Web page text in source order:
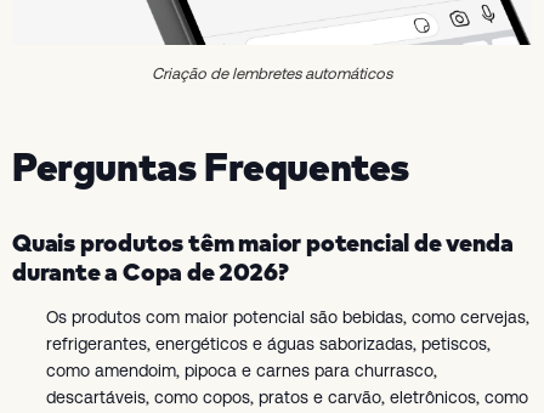
Criação de lembretes automáticos
Perguntas Frequentes
Quais produtos têm maior potencial de venda
durante a Copa de 2026?
Os produtos com maior potencial são bebidas, como cervejas,
refrigerantes, energéticos e águas saborizadas, petiscos,
como amendoim, pipoca e carnes para churrasco,
descartáveis, como copos, pratos e carvão, eletrônicos, como